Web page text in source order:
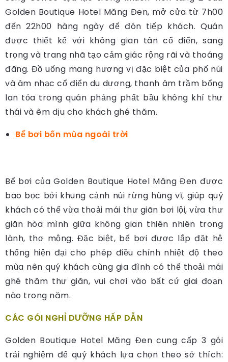
Golden Boutique Hotel Măng Đen, mở cửa từ 7h00
đến 22h00 hàng ngày để đón tiếp khách. Quán
được thiết kế với không gian tân cổ điển, sang
trọng và trang nhã tạo cảm giác rộng rãi và thoáng
đãng. Đồ uống mang hương vị đặc biệt của phố núi
và âm nhạc cổ điển du dương, thanh âm trầm bổng
lan tỏa trong quán phảng phất bầu không khí thư
thái và êm dịu cho khách ghé thăm.
Bể bơi bốn mùa ngoài trời
Bể bơi của Golden Boutique Hotel Măng Đen được
bao bọc bởi khung cảnh núi rừng hùng vĩ, giúp quý
khách có thể vừa thoải mái thư giãn bơi lội, vừa thư
giãn hòa mình giữa không gian thiên nhiên trong
lành, thơ mộng. Đặc biệt, bể bơi được lắp đặt hệ
thống hiện đại cho phép điều chỉnh nhiệt độ theo
mùa nên quý khách cùng gia đình có thể thoải mái
ghé thăm thư giãn, vui chơi vào bất cứ giai đoạn
nào trong năm.
CÁC GÓI NGHỈ DƯỠNG HẤP DẪN
Golden Boutique Hotel Măng Đen cung cấp 3 gói
trải nghiệm để quý khách lựa chọn theo sở thích: